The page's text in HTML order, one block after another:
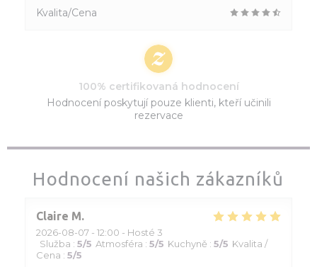
Hodnocení našich zákazníků
Claire M
2026-08-07 - 12:00 - Hosté 3
Služba : 5/5 Atmosféra : 5/5 Kuchyně : 5/5 Kvalita /
Cena : 5/5
Kvalita/Cena
100% certifikovaná hodnocení
Hodnocení poskytují pouze klienti, kteří učinili
rezervace